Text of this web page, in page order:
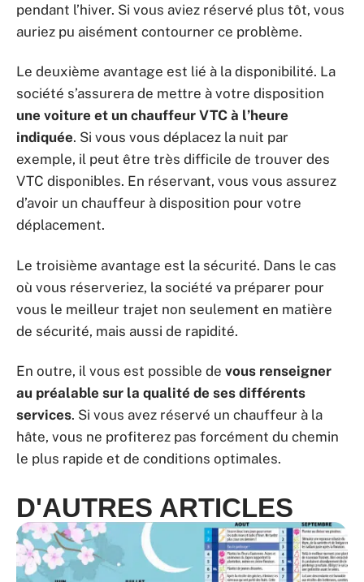
pendant l’hiver. Si vous aviez réservé plus tôt, vous
auriez pu aisément contourner ce problème.
Le deuxième avantage est lié à la disponibilité. La
société s’assurera de mettre à votre disposition
une voiture et un chauffeur VTC à l’heure
indiquée. Si vous vous déplacez la nuit par
exemple, il peut être très difficile de trouver des
VTC disponibles. En réservant, vous vous assurez
d’avoir un chauffeur à disposition pour votre
déplacement.
Le troisième avantage est la sécurité. Dans le cas
où vous réserveriez, la société va préparer pour
vous le meilleur trajet non seulement en matière
de sécurité, mais aussi de rapidité.
En outre, il vous est possible de vous renseigner
au préalable sur la qualité de ses différents
services. Si vous avez réservé un chauffeur à la
hâte, vous ne profiterez pas forcément du chemin
le plus rapide et de conditions optimales.
D'AUTRES ARTICLES